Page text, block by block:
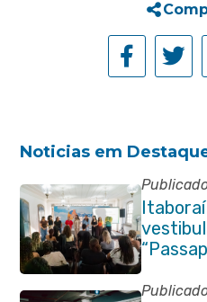
Noticias em